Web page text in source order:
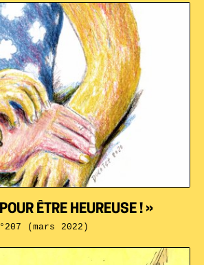
ÊTRE HEUREUSE ! »
(mars 2022)